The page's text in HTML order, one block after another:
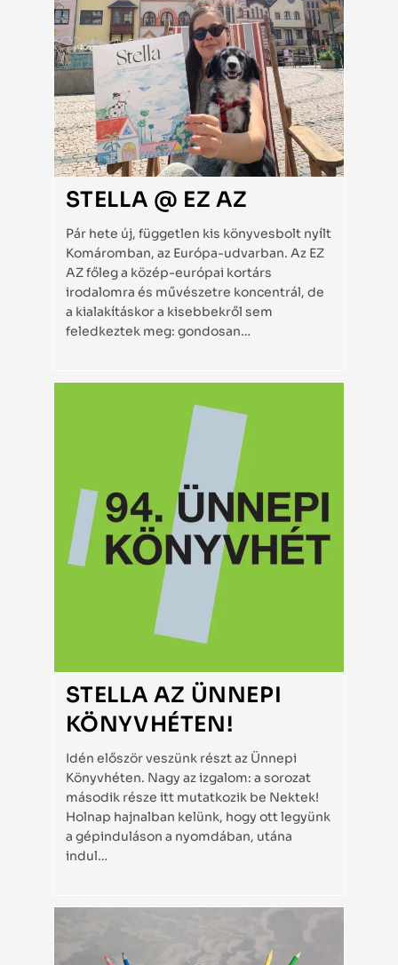
STELLA @ EZ AZ
Pár hete új, független kis könyvesbolt nyílt
Komáromban, az Európa-udvarban. Az EZ
AZ főleg a közép-európai kortárs
irodalomra és művészetre koncentrál, de
a kialakításkor a kisebbekről sem
feledkeztek meg: gondosan…
STELLA AZ ÜNNEPI
KÖNYVHÉTEN!
Idén először veszünk részt az Ünnepi
Könyvhéten. Nagy az izgalom: a sorozat
második része itt mutatkozik be Nektek!
Holnap hajnalban kelünk, hogy ott legyünk
a gépinduláson a nyomdában, utána
indul…